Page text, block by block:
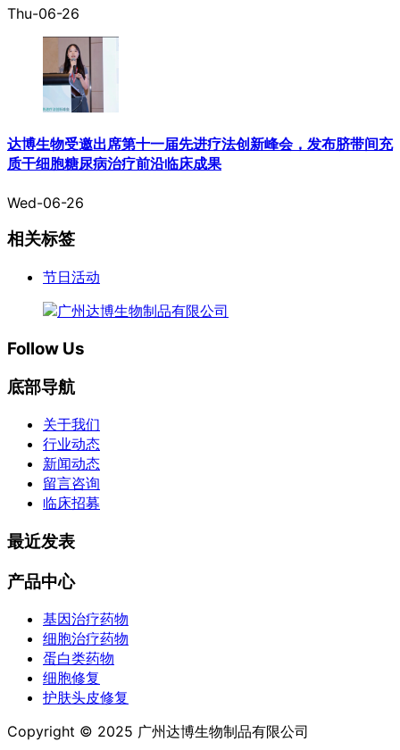
Thu-06-26
达博生物受邀出席第十一届先进疗法创新峰会，发布脐带间充
质干细胞糖尿病治疗前沿临床成果
Wed-06-26
相关标签
节日活动
Follow Us
底部导航
关于我们
行业动态
新闻动态
留言咨询
临床招募
最近发表
产品中心
基因治疗药物
细胞治疗药物
蛋白类药物
细胞修复
护肤头皮修复
Copyright © 2025 广州达博生物制品有限公司